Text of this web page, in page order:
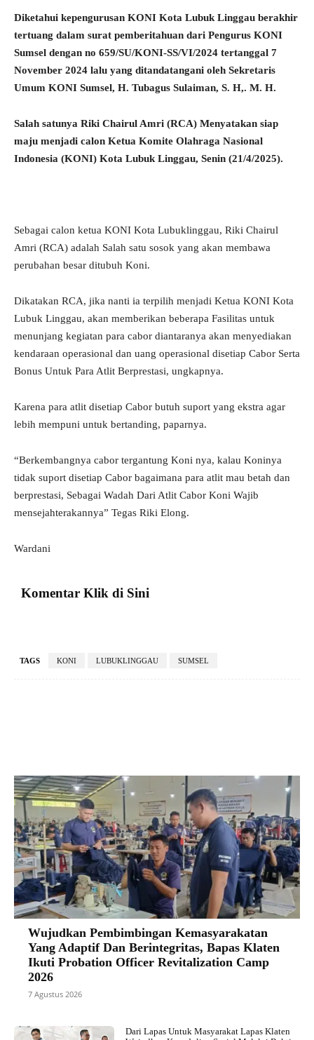
Diketahui kepengurusan KONI Kota Lubuk Linggau berakhir
tertuang dalam surat pemberitahuan dari Pengurus KONI
Sumsel dengan no 659/SU/KONI-SS/VI/2024 tertanggal 7
November 2024 lalu yang ditandatangani oleh Sekretaris
Umum KONI Sumsel, H. Tubagus Sulaiman, S. H,. M. H.
Salah satunya Riki Chairul Amri (RCA) Menyatakan siap
maju menjadi calon Ketua Komite Olahraga Nasional
Indonesia (KONI) Kota Lubuk Linggau, Senin (21/4/2025).
Sebagai calon ketua KONI Kota Lubuklinggau, Riki Chairul
Amri (RCA) adalah Salah satu sosok yang akan membawa
perubahan besar ditubuh Koni.
Dikatakan RCA, jika nanti ia terpilih menjadi Ketua KONI Kota
Lubuk Linggau, akan memberikan beberapa Fasilitas untuk
menunjang kegiatan para cabor diantaranya akan menyediakan
kendaraan operasional dan uang operasional disetiap Cabor Serta
Bonus Untuk Para Atlit Berprestasi, ungkapnya.
Karena para atlit disetiap Cabor butuh suport yang ekstra agar
lebih mempuni untuk bertanding, paparnya.
“Berkembangnya cabor tergantung Koni nya, kalau Koninya
tidak suport disetiap Cabor bagaimana para atlit mau betah dan
berprestasi, Sebagai Wadah Dari Atlit Cabor Koni Wajib
mensejahterakannya” Tegas Riki Elong.
Wardani
Komentar Klik di Sini
TAGS KONI LUBUKLINGGAU SUMSEL
Wujudkan Pembimbingan Kemasyarakatan
Yang Adaptif Dan Berintegritas, Bapas Klaten
Ikuti Probation Officer Revitalization Camp
2026
7 Agustus 2026
Dari Lapas Untuk Masyarakat Lapas Klaten